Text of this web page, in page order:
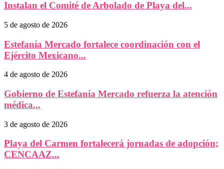
Instalan el Comité de Arbolado de Playa del...
5 de agosto de 2026
Estefanía Mercado fortalece coordinación con el
Ejército Mexicano...
4 de agosto de 2026
Gobierno de Estefanía Mercado refuerza la atención
médica...
3 de agosto de 2026
Playa del Carmen fortalecerá jornadas de adopción;
CENCAAZ...